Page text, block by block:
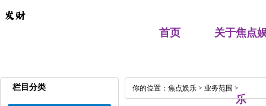
首页 关于焦点
乐
栏目分类 你的位置： 焦点娱乐 > 业务范围 >